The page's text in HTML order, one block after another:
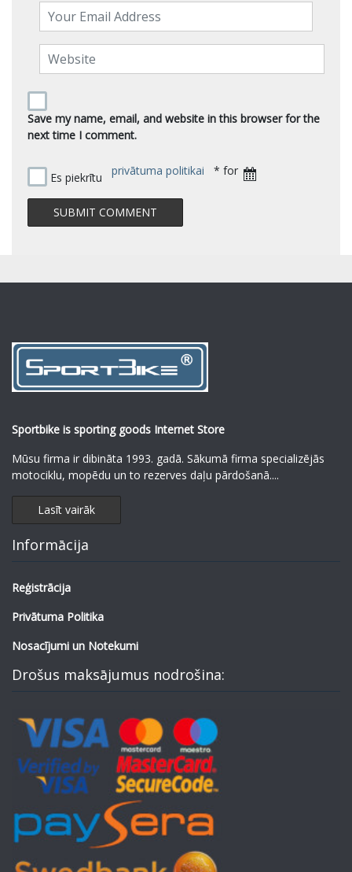
Save my name, email, and website in this browser for the
next time I comment.
Es piekrītu privātuma politikai * for
Sportbike is sporting goods Internet Store
Mūsu firma ir dibināta 1993. gadā. Sākumā firma specializējās
motociklu, mopēdu un to rezerves daļu pārdošanā....
Lasīt vairāk
Informācija
Reģistrācija
Privātuma Politika
Nosacījumi un Notekumi
Drošus maksājumus nodrošina: